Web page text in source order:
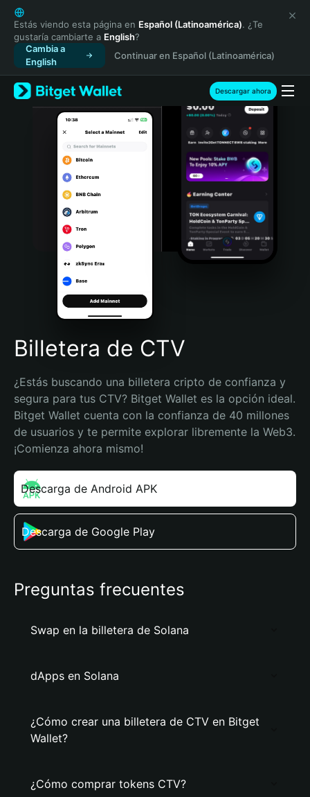
English
日本語
Tiếng Việt
Русский
Español (Latinoamérica)
Türkçe
Italiano
Português (Portugal)
Bahasa Indonesia
Português (Brasil)
Español (Argentina)
Estás viendo esta página en Español (Latinoamérica). ¿Te
gustaría cambiarte a English?
Cambia a
English
Continuar en Español (Latinoamérica)
Descargar ahora
Billetera de CTV
¿Estás buscando una billetera cripto de confianza y
segura para tus CTV? Bitget Wallet es la opción ideal.
Bitget Wallet cuenta con la confianza de 40 millones
de usuarios y te permite explorar libremente la Web3.
¡Comienza ahora mismo!
Descarga de Android APK
Descarga de Google Play
Preguntas frecuentes
Swap en la billetera de Solana
dApps en Solana
¿Cómo crear una billetera de CTV en Bitget
Wallet?
¿Cómo comprar tokens CTV?